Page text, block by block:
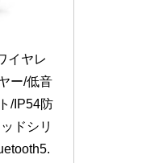
イヤレ
ー/低音
/IP54防
ドシリ